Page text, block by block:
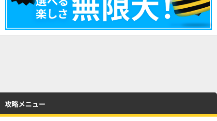
攻略メニュー